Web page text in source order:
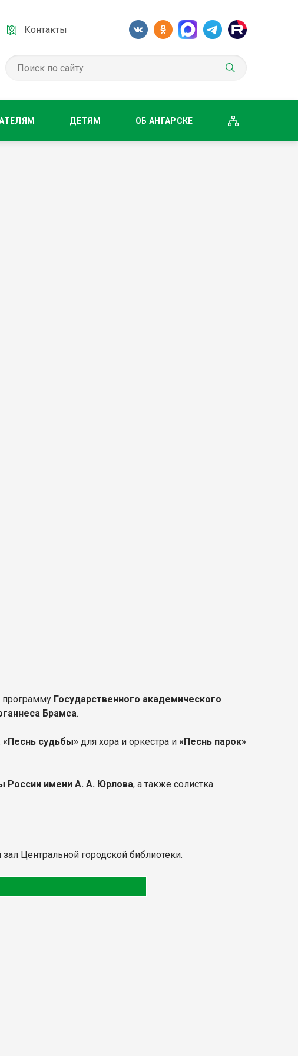
Контакты
ДЕТЯМ ОБ АНГАРСКЕ
программу Государственного академического
Брамса.
«Песнь судьбы» для хора и оркестра и «Песнь парок»
России имени А. А. Юрлова, а также солистка
Центральной городской библиотеки.